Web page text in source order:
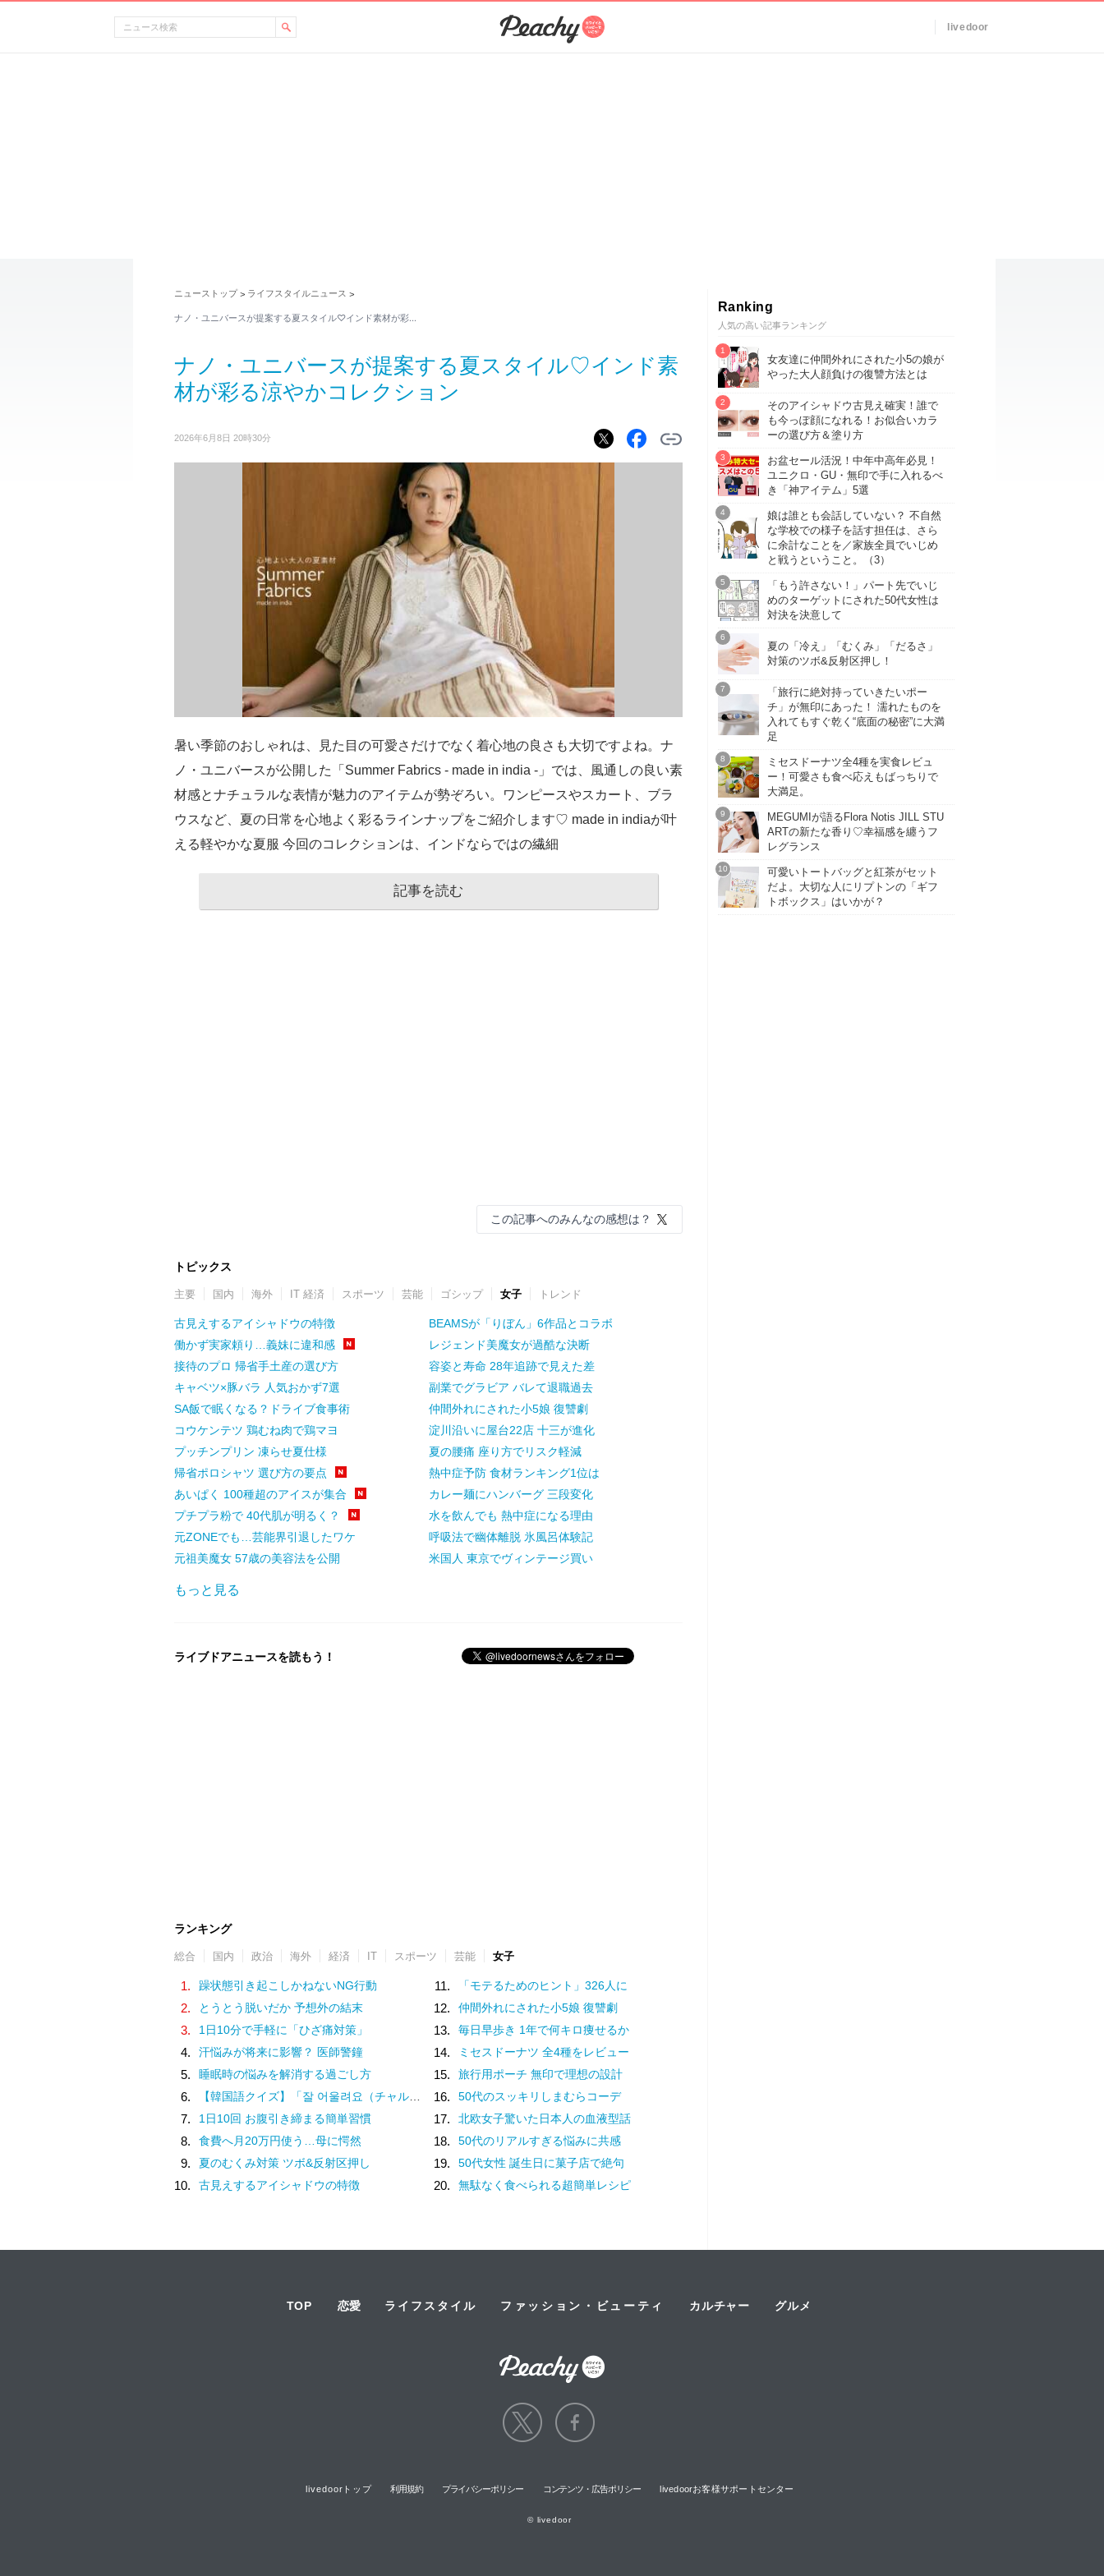
livedoor
ニューストップ > ライフスタイルニュース >
ナノ・ユニバースが提案する夏スタイル♡インド素材が彩…
ナノ・ユニバースが提案する夏スタイル♡インド素
材が彩る涼やかコレクション
2026年6月8日 20時30分
暑い季節のおしゃれは、見た目の可愛さだけでなく着心地の良さも大切ですよね。ナ
ノ・ユニバースが公開した「Summer Fabrics - made in india -」では、風通しの良い素
材感とナチュラルな表情が魅力のアイテムが勢ぞろい。ワンピースやスカート、ブラ
ウスなど、夏の日常を心地よく彩るラインナップをご紹介します♡ made in indiaが叶
える軽やかな夏服 今回のコレクションは、インドならではの繊細
記事を読む
この記事へのみんなの感想は？
トピックス
主要 国内 海外 IT 経済 スポーツ 芸能 ゴシップ 女子 トレンド
古見えするアイシャドウの特徴
働かず実家頼り…義妹に違和感
接待のプロ 帰省手土産の選び方
キャベツ×豚バラ 人気おかず7選
SA飯で眠くなる？ドライブ食事術
コウケンテツ 鶏むね肉で鶏マヨ
プッチンプリン 凍らせ夏仕様
帰省ポロシャツ 選び方の要点
あいぱく 100種超のアイスが集合
プチプラ粉で 40代肌が明るく？
元ZONEでも…芸能界引退したワケ
元祖美魔女 57歳の美容法を公開
BEAMSが「りぼん」6作品とコラボ
レジェンド美魔女が過酷な決断
容姿と寿命 28年追跡で見えた差
副業でグラビア バレて退職過去
仲間外れにされた小5娘 復讐劇
淀川沿いに屋台22店 十三が進化
夏の腰痛 座り方でリスク軽減
熱中症予防 食材ランキング1位は
カレー麺にハンバーグ 三段変化
水を飲んでも 熱中症になる理由
呼吸法で幽体離脱 氷風呂体験記
米国人 東京でヴィンテージ買い
もっと見る
ライブドアニュースを読もう！
ランキング
総合 国内 政治 海外 経済 IT スポーツ 芸能 女子
1. 躁状態引き起こしかねないNG行動
2. とうとう脱いだか 予想外の結末
3. 1日10分で手軽に「ひざ痛対策」
4. 汗悩みが将来に影響？ 医師警鐘
5. 睡眠時の悩みを解消する過ごし方
6. 【韓国語クイズ】「잘 어울려요（チャル オウルリョヨ）」の意味は？褒め言葉です♡
7. 1日10回 お腹引き締まる簡単習慣
8. 食費へ月20万円使う…母に愕然
9. 夏のむくみ対策 ツボ&反射区押し
10. 古見えするアイシャドウの特徴
11. 「モテるためのヒント」326人に
12. 仲間外れにされた小5娘 復讐劇
13. 毎日早歩き 1年で何キロ痩せるか
14. ミセスドーナツ 全4種をレビュー
15. 旅行用ポーチ 無印で理想の設計
16. 50代のスッキリしまむらコーデ
17. 北欧女子驚いた日本人の血液型話
18. 50代のリアルすぎる悩みに共感
19. 50代女性 誕生日に菓子店で絶句
20. 無駄なく食べられる超簡単レシピ
Ranking
人気の高い記事ランキング
女友達に仲間外れにされた小5の娘が
やった大人顔負けの復讐方法とは
そのアイシャドウ古見え確実！誰で
も今っぽ顔になれる！お似合いカラ
ーの選び方＆塗り方
お盆セール活況！中年中高年必見！
ユニクロ・GU・無印で手に入れるべ
き「神アイテム」5選
娘は誰とも会話していない？ 不自然
な学校での様子を話す担任は、さら
に余計なことを／家族全員でいじめ
と戦うということ。（3）
「もう許さない！」パート先でいじ
めのターゲットにされた50代女性は
対決を決意して
夏の「冷え」「むくみ」「だるさ」
対策のツボ&反射区押し！
「旅行に絶対持っていきたいポー
チ」が無印にあった！ 濡れたものを
入れてもすぐ乾く“底面の秘密”に大満
足
ミセスドーナツ全4種を実食レビュ
ー！可愛さも食べ応えもばっちりで
大満足。
MEGUMIが語るFlora Notis JILL STU
ARTの新たな香り♡幸福感を纏うフ
レグランス
可愛いトートバッグと紅茶がセット
だよ。大切な人にリプトンの「ギフ
トボックス」はいかが？
TOP 恋愛 ライフスタイル ファッション・ビューティ カルチャー グルメ
livedoorトップ 利用規約 プライバシーポリシー コンテンツ・広告ポリシー livedoorお客様サポートセンター
© livedoor